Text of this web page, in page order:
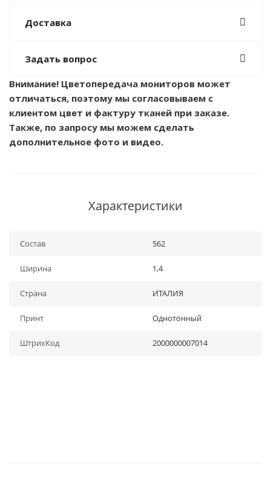
Доставка
Задать вопрос
Внимание! Цветопередача мониторов может
отличаться, поэтому мы согласовываем с
клиентом цвет и фактуру тканей при заказе.
Также, по запросу мы можем сделать
дополнительное фото и видео.
Характеристики
Состав 562
Ширина 1,4
Страна ИТАЛИЯ
Принт Однотонный
ШтрихКод 2000000007014